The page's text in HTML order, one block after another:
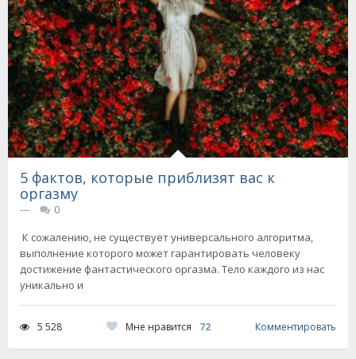
5 фактов, которые приблизят вас к
оргазму
---
0
К сожалению, не существует универсального алгоритма,
выполнение которого может гарантировать человеку
достижение фантастического оргазма. Тело каждого из нас
уникально и
5 528 Мне нравится 72 Комментировать